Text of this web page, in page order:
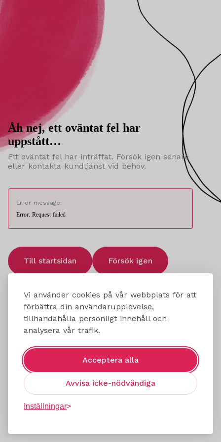
Vi använder cookies på vår webbplats för att
förbättra din användarupplevelse,
tillhandahålla personligt innehåll och
analysera vår trafik.
Acceptera alla
Avvisa icke-nödvändiga
Inställningar
Åh nej, ett oväntat fel har
uppstått…
Ett oväntat fel har inträffat. Försök igen senare
eller kontakta kundtjänst vid behov.
Error message:
Error: Request failed
Till startsidan Försök igen